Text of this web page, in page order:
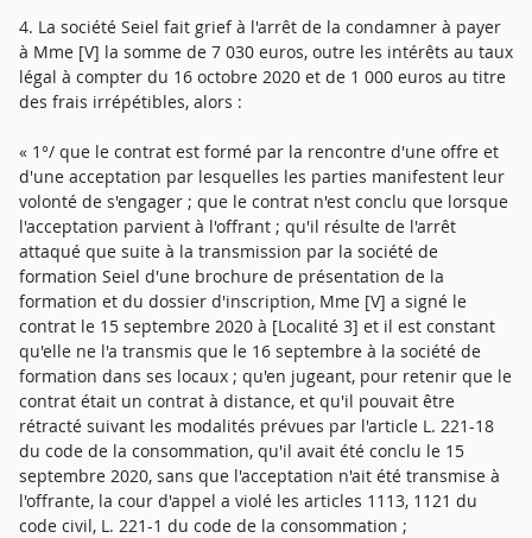
4. La société Seiel fait grief à l'arrêt de la condamner à payer
à Mme [V] la somme de 7 030 euros, outre les intérêts au taux
légal à compter du 16 octobre 2020 et de 1 000 euros au titre
des frais irrépétibles, alors :
« 1°/ que le contrat est formé par la rencontre d'une offre et
d'une acceptation par lesquelles les parties manifestent leur
volonté de s'engager ; que le contrat n'est conclu que lorsque
l'acceptation parvient à l'offrant ; qu'il résulte de l'arrêt
attaqué que suite à la transmission par la société de
formation Seiel d'une brochure de présentation de la
formation et du dossier d'inscription, Mme [V] a signé le
contrat le 15 septembre 2020 à [Localité 3] et il est constant
qu'elle ne l'a transmis que le 16 septembre à la société de
formation dans ses locaux ; qu'en jugeant, pour retenir que le
contrat était un contrat à distance, et qu'il pouvait être
rétracté suivant les modalités prévues par l'article L. 221-18
du code de la consommation, qu'il avait été conclu le 15
septembre 2020, sans que l'acceptation n'ait été transmise à
l'offrante, la cour d'appel a violé les articles 1113, 1121 du
code civil, L. 221-1 du code de la consommation ;